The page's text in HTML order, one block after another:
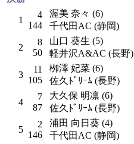
1
4
144
渥美 奈々 (6)
千代田AC (静岡)
2
8
50
山口 葵生 (5)
軽井沢A&AC (長野)
3
11
105
栁澤 妃菜 (6)
佐久ﾄﾞﾘｰﾑ (長野)
4
7
87
大久保 明凛 (6)
佐久ﾄﾞﾘｰﾑ (長野)
5
2
146
浦田 向日葵 (4)
千代田AC (静岡)